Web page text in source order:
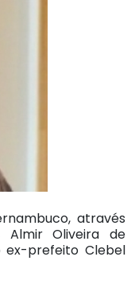
através
Oliveira de
ex-prefeito Clebel